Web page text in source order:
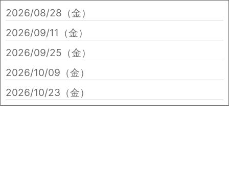
2026/08/28（金）
2026/09/11（金）
2026/09/25（金）
2026/10/09（金）
2026/10/23（金）